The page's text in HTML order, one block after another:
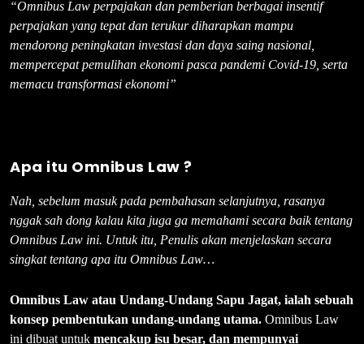
“Omnibus Law perpajakan dan pemberian berbagai insentif
perpajakan yang tepat dan terukur diharapkan mampu
mendorong peningkatan investasi dan daya saing nasional,
mempercepat pemulihan ekonomi pasca pandemi Covid-19, serta
memacu transformasi ekonomi”
Apa itu Omnibus Law ?
Nah, sebelum masuk pada pembahasan selanjutnya, rasanya
nggak sah dong kalau kita juga ga memahami secara baik tentang
Omnibus Law ini. Untuk itu, Penulis akan menjelaskan secara
singkat tentang apa itu Omnibus Law…
Omnibus Law atau Undang-Undang Sapu Jagat, ialah sebuah
konsep pembentukan undang-undang utama. Omnibus Law
ini dibuat untuk mencakup isu besar, dan mempunyai